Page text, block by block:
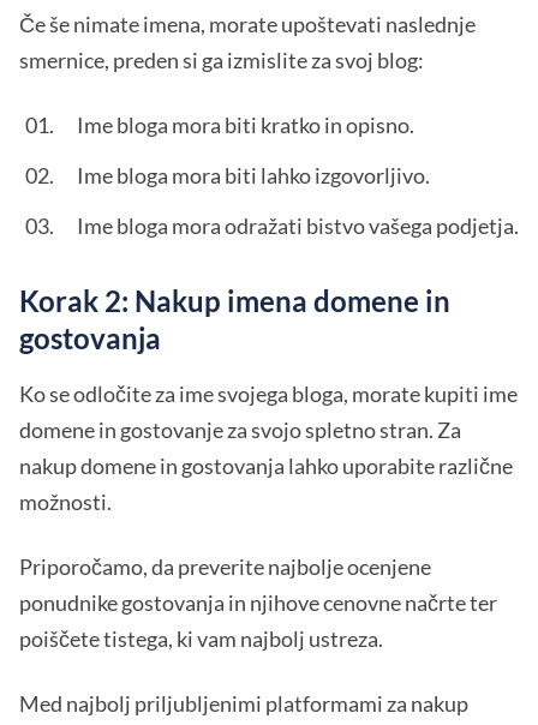
Če še nimate imena, morate upoštevati naslednje
smernice, preden si ga izmislite za svoj blog:
Ime bloga mora biti kratko in opisno.
Ime bloga mora biti lahko izgovorljivo.
Ime bloga mora odražati bistvo vašega podjetja.
Korak 2: Nakup imena domene in
gostovanja
Ko se odločite za ime svojega bloga, morate kupiti ime
domene in gostovanje za svojo spletno stran. Za
nakup domene in gostovanja lahko uporabite različne
možnosti.
Priporočamo, da preverite najbolje ocenjene
ponudnike gostovanja in njihove cenovne načrte ter
poiščete tistega, ki vam najbolj ustreza.
Med najbolj priljubljenimi platformami za nakup